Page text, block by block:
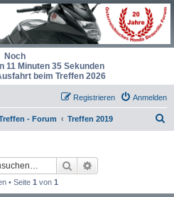
Noch
11 Minuten 35 Sekunden
beim Treffen 2026
Anmelden
Registrieren
- Forum Treffen 2019
Suche
• Seite 1 von 1